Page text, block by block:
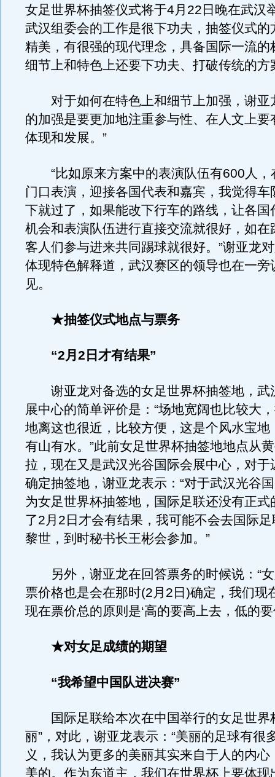
女足世界杯抽签仪式将于4月22日晚在武汉
武汉组委会的工作是很下功夫，抽签仪式的
精美，有很强的现代理念，具备国际一流的
细节上和特色上还要下功夫、打破传统的方
对于如何在特色上和细节上加强，谢亚
的加强是要更加地注重参与性、在人文上要
体现和发展。”
“比如原来方案中的表演队伍有600人，
门口表演，迎接各国代表和嘉宾，我觉得车
下就过了，如果能改下行车的路线，让各国
机会和表演队伍进行直接交流就很好，如在
客人们参与进来共同踢球就很好。”谢亚龙
体现特色解释道，武汉赛区的领导也在一旁
见。
★抽签仪式地点与票务
“2月2日才有结果”
谢亚龙对备选的女足世界杯抽签地，武
展中心的简单评价是：“场地宽阔也比较大
地离这也很近，比较方便，这是个风水宝地
有山有水。”此前女足世界杯抽签地地点从
拉，现在又是武汉光谷国际会展中心，对于
确定抽签地，谢亚龙表示：“对于武汉光谷
为女足世界杯抽签地，国际足联还没有正式
了2月2日才会有结果，我可能不会去国际
黎世，到时秘书长王彬会参加。”
另外，谢亚龙在回答票务的时候说：“女
票价格也是会在那时(2月2日)确定，我们现
现在票价总的原则是‘高的要高上去，低的要
★对女足成绩的期望
“我希望中国队进决赛”
国际足联给本次在中国举行的女足世界
丽”，对此，谢亚龙表示：“美丽的足球有很
义，我认为更多的美丽其实来自于人的内心
美的。作为东道主，我们在世界杯上要体现